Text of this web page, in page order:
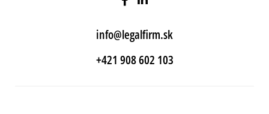
info@legalfirm.sk
+421 908 602 103